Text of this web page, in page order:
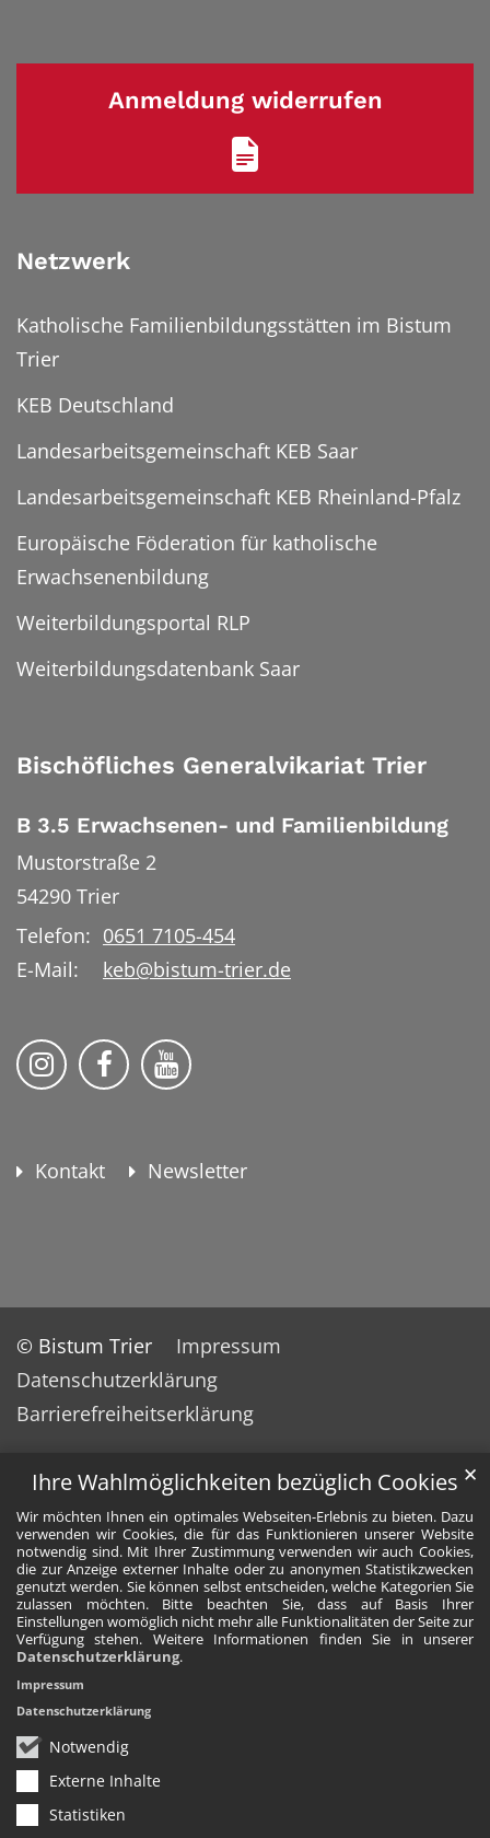
Ihre Wahlmöglichkeiten bezüglich Cookies
Wir möchten Ihnen ein optimales Webseiten-Erlebnis zu bieten. Dazu
verwenden wir Cookies, die für das Funktionieren unserer Website
notwendig sind. Mit Ihrer Zustimmung verwenden wir auch Cookies,
die zur Anzeige externer Inhalte oder zu anonymen Statistikzwecken
genutzt werden. Sie können selbst entscheiden, welche Kategorien Sie
zulassen möchten. Bitte beachten Sie, dass auf Basis Ihrer
Einstellungen womöglich nicht mehr alle Funktionalitäten der Seite zur
Verfügung stehen. Weitere Informationen finden Sie in unserer
Datenschutzerklärung.
Notwendig
Externe Inhalte
Statistiken
✕
Impressum
Datenschutzerklärung
Anmeldung widerrufen
Netzwerk
Katholische Familienbildungsstätten im Bistum
Trier
KEB Deutschland
Landesarbeitsgemeinschaft KEB Saar
Landesarbeitsgemeinschaft KEB Rheinland-Pfalz
Europäische Föderation für katholische
Erwachsenenbildung
Weiterbildungsportal RLP
Weiterbildungsdatenbank Saar
Bischöfliches Generalvikariat Trier
B 3.5 Erwachsenen- und Familienbildung
Mustorstraße 2
54290 Trier
Telefon: 0651 7105-454
E-Mail:
keb@bistum-trier.de
KEB Bildung Leben auf Instagram
KEB Bildung Leben auf Facebook
KEB Bildung Leben auf
Kontakt Newsletter
© Bistum Trier
Impressum
Datenschutzerklärung
Barrierefreiheitserklärung